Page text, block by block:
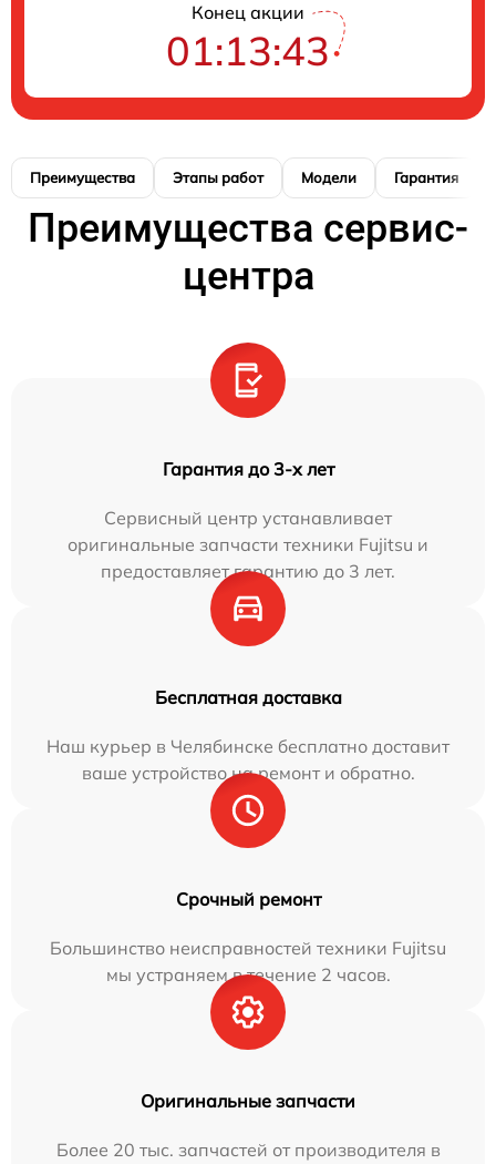
Конец акции
01:13:42
Преимущества Этапы работ Модели Гарантия
Преимущества сервис-
центра
Гарантия до 3-х лет
Сервисный центр устанавливает
оригинальные запчасти техники Fujitsu и
предоставляет гарантию до 3 лет.
Бесплатная доставка
Наш курьер в Челябинске бесплатно доставит
ваше устройство на ремонт и обратно.
Срочный ремонт
Большинство неисправностей техники Fujitsu
мы устраняем в течение 2 часов.
Оригинальные запчасти
Более 20 тыс. запчастей от производителя в